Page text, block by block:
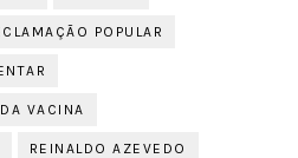
POPULAR
VACINA
REINALDO AZEVEDO